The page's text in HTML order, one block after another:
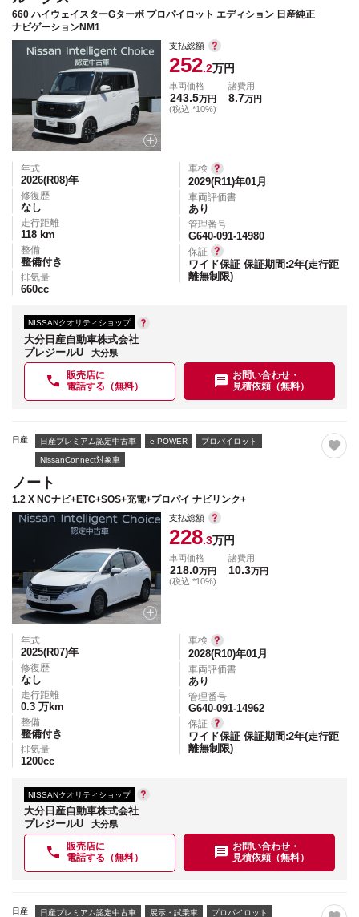
660 ハイウェイスターGターボ プロパイロット エディション 日産純正
ナビゲーションNM1
支払総額
252.2万円
車両価格
243.5万円
(税込 *10%)
諸費用
8.7万円
年式
2026(R08)年
修復歴
なし
走行距離
118 km
整備
整備付き
排気量
660cc
車検
2029(R11)年01月
車両評価書
あり
管理番号
G640-091-14980
保証
ワイド保証 保証期間:2年(走行距
離無制限)
NISSANクオリティショップ
大分日産自動車株式会社
プレジールU
大分県
販売店に
電話する（無料）
お問い合わせ・
見積依頼（無料）
日産 日産プレミアム認定中古車 e-POWER プロパイロット
NissanConnect対象車
ノート
1.2 X NCナビ+ETC+SOS+充電+プロパイ ナビリンク+
支払総額
228.3万円
車両価格
218.0万円
(税込 *10%)
諸費用
10.3万円
年式
2025(R07)年
修復歴
なし
走行距離
0.3 万km
整備
整備付き
排気量
1200cc
車検
2028(R10)年01月
車両評価書
あり
管理番号
G640-091-14962
保証
ワイド保証 保証期間:2年(走行距
離無制限)
NISSANクオリティショップ
大分日産自動車株式会社
プレジールU
大分県
販売店に
電話する（無料）
お問い合わせ・
見積依頼（無料）
日産 日産プレミアム認定中古車 展示・試乗車 プロパイロット